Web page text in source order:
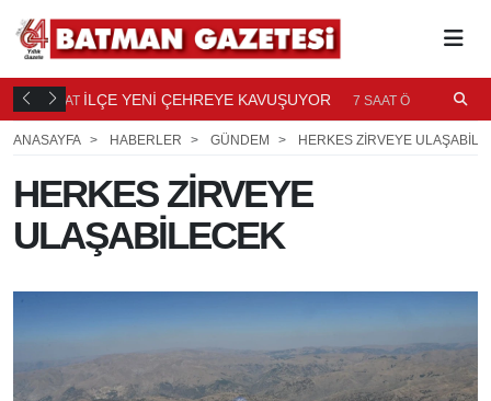
7 SAAT İLÇE YENİ ÇEHREYE KAVUŞUYOR 7 SAAT ÖNCE
ANASAYFA
HABERLER GÜNDEM HERKES ZİRVEYE
HERKES ZİRVEYE
ULAŞABİLECEK